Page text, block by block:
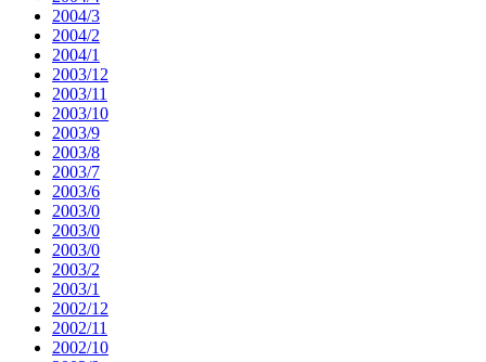
2004/3
2004/2
2004/1
2003/12
2003/11
2003/10
2003/9
2003/8
2003/7
2003/6
2003/0
2003/0
2003/0
2003/2
2003/1
2002/12
2002/11
2002/10